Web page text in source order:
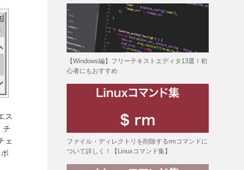
ス
チ
ェ
【Windows編】フリーテキストエディタ13選！初
心者にもおすすめ
ファイル・ディレクトリを削除するrmコマンドに
ついて詳しく！【Linuxコマンド集】